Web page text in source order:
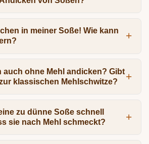
in meiner Soße! Wie kann
auch ohne Mehl andicken? Gibt
klassischen Mehlschwitze?
zu dünne Soße schnell
sie nach Mehl schmeckt?